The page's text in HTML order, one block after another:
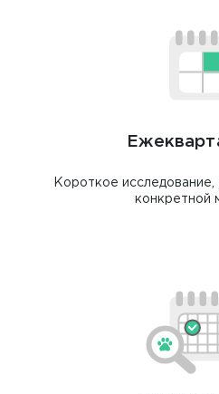
Короткое
конкретной